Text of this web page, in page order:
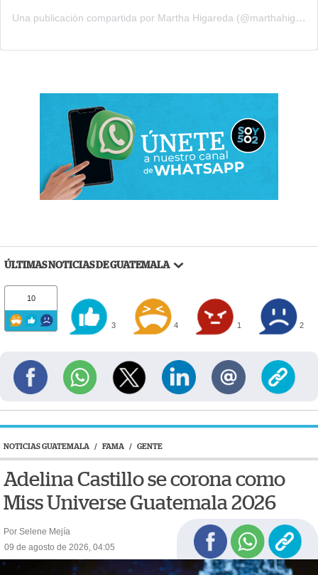
Una publicación compartida por Martha Higareda (@marthahigareda)
ÚLTIMAS NOTICIAS DE GUATEMALA
10
3 4 1 2
NOTICIAS GUATEMALA / FAMA / GENTE
Adelina Castillo se corona como
Miss Universe Guatemala 2026
Por Selene Mejía
09 de agosto de 2026, 04:05